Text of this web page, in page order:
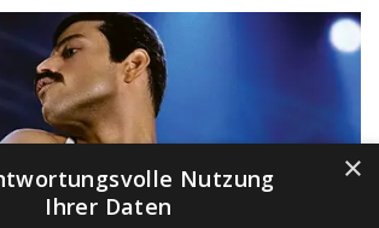
×
Nutzung
Ihrer Daten